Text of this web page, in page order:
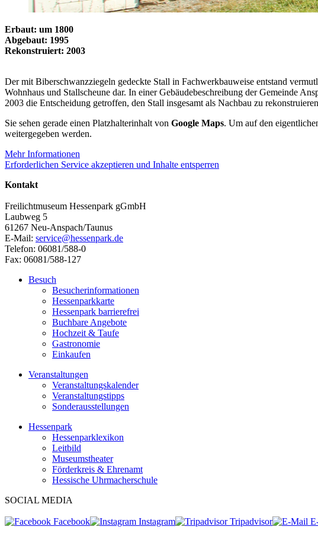
Erbaut: um 1800
Abgebaut: 1995
Rekonstruiert: 2003
Der mit Biberschwanzziegeln gedeckte Stall in Fachwerkbauweise entstand
Wohnhaus und Stallscheune dar. In einer Gebäudebeschreibung der Gemeinde
2003 die Entscheidung getroffen, den Stall insgesamt als Nachbau zu
Sie sehen gerade einen Platzhalterinhalt von Google Maps. Um auf den
weitergegeben werden.
Mehr Informationen
Erforderlichen Service akzeptieren und Inhalte entsperren
Kontakt
Freilichtmuseum Hessenpark gGmbH
Laubweg 5
61267 Neu-Anspach/Taunus
E-Mail: service@hessenpark.de
Telefon: 06081/588-0
Fax: 06081/588-127
Besuch
Besucherinformationen
Hessenparkkarte
Hessenpark barrierefrei
Buchbare Angebote
Hochzeit & Taufe
Gastronomie
Einkaufen
Veranstaltungen
Veranstaltungskalender
Veranstaltungstipps
Sonderausstellungen
Hessenpark
Hessenparklexikon
Leitbild
Museumstheater
Förderkreis & Ehrenamt
Hessische Uhrmacherschule
SOCIAL MEDIA
Facebook Instagram Tripadvisor